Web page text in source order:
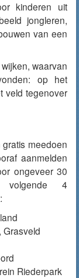
kinderen uit
jongleren,
van een
waarvan
op het
veld tegenover
meedoen
aanmelden
ongeveer 30
4
Grasveld
Riederpark